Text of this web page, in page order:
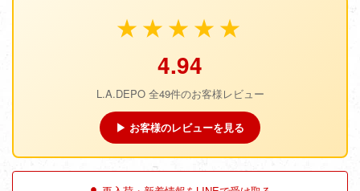
★★★★★
4.94
L.A.DEPO 全49件のお客様レビュー
▶ お客様のレビューを見る